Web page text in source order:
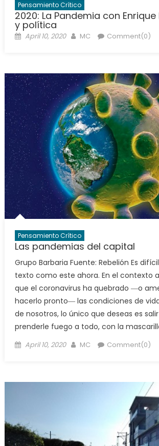
Pensamiento Crítico
2020: La Pandemia con Enrique
y política
Posted
April 10, 2020 Author
MC Comment(0)
Pensamiento Crítico
Las pandemias del capital
Grupo Barbaria Fuente: Rebelión Es
texto como este ahora. En el contexto
que el coronavirus ha quebrado ―o
hacerlo pronto― las condiciones de
de nosotros, lo único que deseas es
prenderle fuego a todo, con la
Posted
April 10, 2020 Author
MC Comment(0)